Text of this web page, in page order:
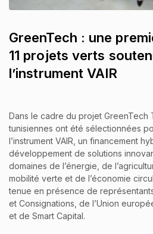
GreenTech : une
11 projets verts
l’instrument VAIR
Dans le cadre du projet GreenTech
tunisiennes ont été sélectionnées
l’instrument VAIR, un financement
développement de solutions
domaines de l’énergie, de
mobilité verte et de l’économie
tenue en présence de
et Consignations, de l’Union
et de Smart Capital.